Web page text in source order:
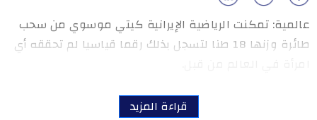
عالمية: تمكنت الرياضية الإيرانية كيتي موسوي من سحب
طائرة وزنها 18 طنا لتسجل بذلك رقما قياسيا لم تحققه أي
قراءة المزيد